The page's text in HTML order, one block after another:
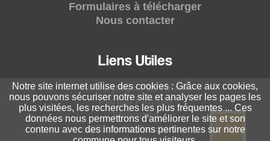
Formulaires à télécharger
Nous contacter
Liens Utiles
Notre page Facebook
Portail Famille
Télépoint
Office du Tourisme
Notre site internet utilise des cookies : Grâce aux cookies,
nous pouvons sécuriser notre site et analyser les pages les
plus visitées, les recherches les plus fréquentes ... Ces
données nous permettrons d'améliorer le site et son
contenu avec des informations pertinentes sur notre